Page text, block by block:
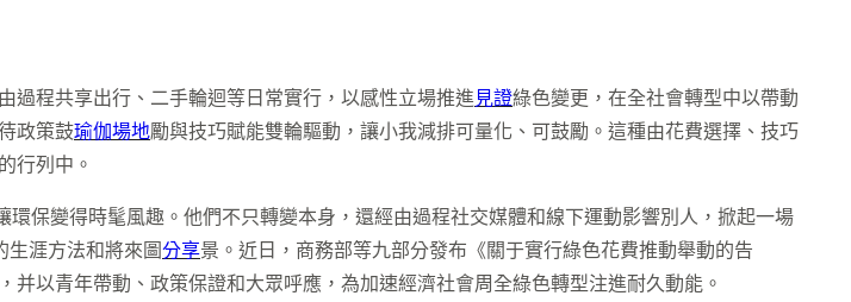
過程共享出行、二手輪迴等日常實行，以感性立場推進 見證綠色變更，在全社會轉型中以帶動
政策鼓瑜伽場地勵與技巧賦能雙輪驅動，讓小我減排可量化、可鼓勵。這種由花費選擇、技巧
行列中。
保變得時髦風趣。他們不只轉變本身，還經由過程社交媒體和線下運動影響別人，掀起一場
生涯方法和將來圖分享景。近日，商務部等九部分發布《關于實行綠色花費推動舉動的告
以青年帶動、政策保證和大眾呼應，為加速經濟社會周全綠色轉型注進耐久動能。